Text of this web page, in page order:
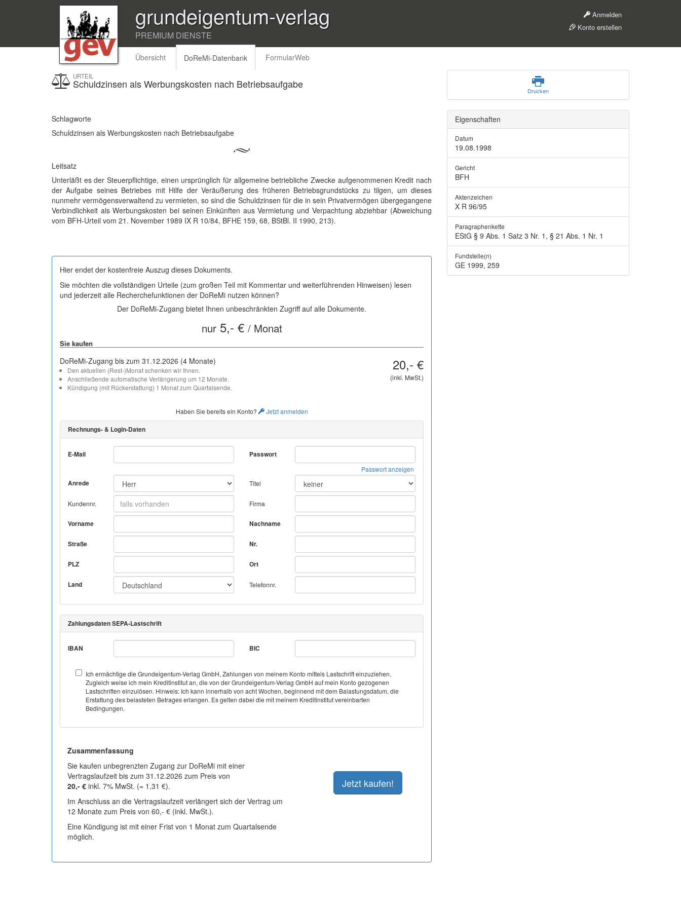
Anmelden
Konto erstellen
grundeigentum-verlag
PREMIUM DIENSTE
Übersicht DoReMi-Datenbank FormularWeb
URTEIL
Schuldzinsen als Werbungskosten nach Betriebsaufgabe
Schlagworte
Schuldzinsen als Werbungskosten nach Betriebsaufgabe
Leitsatz
Unterläßt es der Steuerpflichtige, einen ursprünglich für allgemeine betriebliche Zwecke aufgenommenen Kredit nach
der Aufgabe seines Betriebes mit Hilfe der Veräußerung des früheren Betriebsgrundstücks zu tilgen, um dieses
nunmehr vermögensverwaltend zu vermieten, so sind die Schuldzinsen für die in sein Privatvermögen übergegangene
Verbindlichkeit als Werbungskosten bei seinen Einkünften aus Vermietung und Verpachtung abziehbar (Abweichung
vom BFH-Urteil vom 21. November 1989 IX R 10/84, BFHE 159, 68, BStBl. II 1990, 213).
Hier endet der kostenfreie Auszug dieses Dokuments.
Sie möchten die vollständigen Urteile (zum großen Teil mit Kommentar und weiterführenden Hinweisen) lesen
und jederzeit alle Recherchefunktionen der DoReMi nutzen können?
Der DoReMi-Zugang bietet Ihnen unbeschränkten Zugriff auf alle Dokumente.
nur5,- € / Monat
Sie kaufen
DoReMi-Zugang bis zum 31.12.2026 (4 Monate)
Den aktuellen (Rest-)Monat schenken wir Ihnen.
Anschließende automatische Verlängerung um 12 Monate.
Kündigung (mit Rückerstattung) 1 Monat zum Quartalsende.
20,- €
(inkl. MwSt.)
Haben Sie bereits ein Konto? Jetzt anmelden
Rechnungs- & Login-Daten
E-Mail Passwort
Passwort anzeigen
Anrede Titel
Kundennr. Firma
Vorname Nachname
Straße Nr.
PLZ Ort
Land Telefonnr.
Zahlungsdaten SEPA-Lastschrift
IBAN BIC
Ich ermächtige die Grundeigentum-Verlag GmbH, Zahlungen von meinem Konto mittels Lastschrift einzuziehen.
Zugleich weise ich mein Kreditinstitut an, die von der Grundeigentum-Verlag GmbH auf mein Konto gezogenen
Lastschriften einzulösen. Hinweis: Ich kann innerhalb von acht Wochen, beginnend mit dem Balastungsdatum, die
Erstattung des belasteten Betrages erlangen. Es gelten dabei die mit meinem Kreditinstitut vereinbarten
Bedingungen.
Zusammenfassung
Sie kaufen unbegrenzten Zugang zur DoReMi mit einer
Vertragslaufzeit bis zum 31.12.2026 zum Preis von
20,- € inkl. 7% MwSt. (= 1,31 €).
Im Anschluss an die Vertragslaufzeit verlängert sich der Vertrag um
12 Monate zum Preis von 60,- € (inkl. MwSt.).
Eine Kündigung ist mit einer Frist von 1 Monat zum Quartalsende
möglich.
Drucken
Eigenschaften
Datum
19.08.1998
Gericht
BFH
Aktenzeichen
X R 96/95
Paragraphenkette
EStG § 9 Abs. 1 Satz 3 Nr. 1, § 21 Abs. 1 Nr. 1
Fundstelle(n)
GE 1999, 259